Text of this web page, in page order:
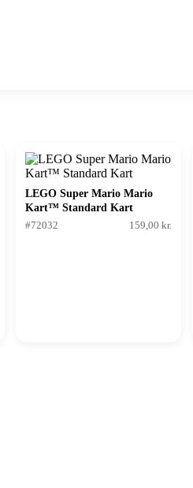
LEGO Super Mario Mario
Kart™ Standard Kart
#72032
159,00 kr.